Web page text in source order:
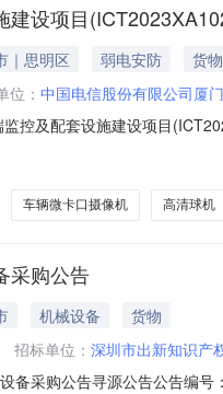
设项目
｜思明区 弱电安防
货物
位： 中国电信股份有限公司厦
控及配套设施建设项目
视DS-2CD7847EWD-XZS/
车辆微卡口摄像机 高清球机
采购公告
机械设备
货物
招标单位： 深圳市出新知识产
备采购公告寻源公告公告编